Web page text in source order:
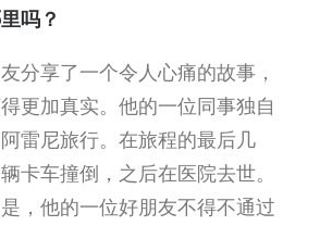
吗？
分享了一个令人心痛的故事，
更加真实。他的一位同事独自
雷尼旅行。在旅程的最后几
卡车撞倒，之后在医院去世。
，他的一位好朋友不得不通过